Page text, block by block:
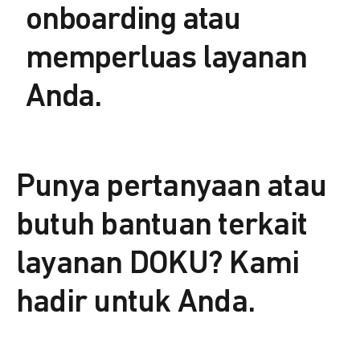
onboarding atau
memperluas layanan
Anda.
Punya pertanyaan atau
butuh bantuan terkait
layanan DOKU? Kami
hadir untuk Anda.